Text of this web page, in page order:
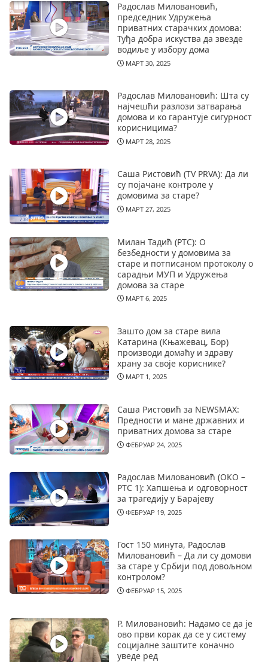
Радослав Миловановић,
председник Удружења
приватних старачких домова:
Туђа добра искуства да звезде
водиље у избору дома
МАРТ 30, 2025
Радослав Миловановић: Шта су
најчешћи разлози затварања
домова и ко гарантује сигурност
корисницима?
МАРТ 28, 2025
Саша Ристовић (TV PRVA): Да ли
су појачане контроле у
домовима за старе?
МАРТ 27, 2025
Милан Тадић (РТС): О
безбедности у домовима за
старе и потписаном протоколу о
сарадњи МУП и Удружења
домова за старе
МАРТ 6, 2025
Зашто дом за старе вила
Катарина (Књажевац, Бор)
производи домаћу и здраву
храну за своје кориснике?
МАРТ 1, 2025
Саша Ристовић за NEWSMAX:
Предности и мане државних и
приватних домова за старе
ФЕБРУАР 24, 2025
Радослав Миловановић (ОКО –
РТС 1): Хапшења и одговорност
за трагедију у Барајеву
ФЕБРУАР 19, 2025
Гост 150 минута, Радослав
Миловановић – Да ли су домови
за старе у Србији под довољном
контролом?
ФЕБРУАР 15, 2025
Р. Миловановић: Надамо се да је
ово први корак да се у систему
социјалне заштите коначно
уведе ред